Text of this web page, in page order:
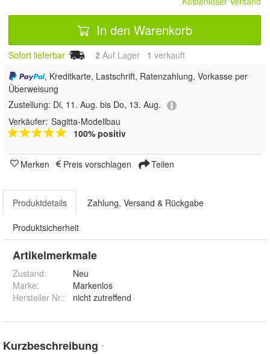
In den Warenkorb
Sofort lieferbar 2 Auf Lager 1 verkauft
, Kreditkarte, Lastschrift, Ratenzahlung, Vorkasse per
Überweisung
Zustellung: Di, 11. Aug. bis Do, 13. Aug.
Verkäufer: Sagitta-Modellbau
100% positiv
Merken Preis vorschlagen Teilen
Produktdetails Zahlung, Versand & Rückgabe
Produktsicherheit
Artikelmerkmale
Zustand:
Neu
Marke:
Markenlos
Hersteller Nr.:
nicht zutreffend
Kurzbeschreibung *